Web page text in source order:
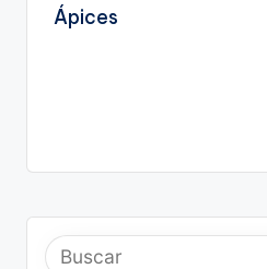
entradas
Ápices